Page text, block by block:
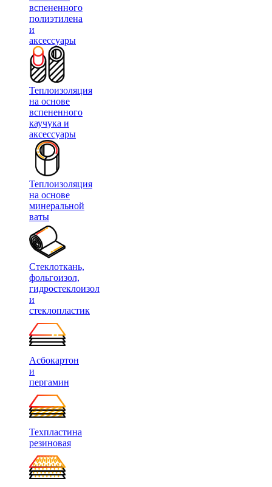
вспененного
полиэтилена
и
аксессуары
Теплоизоляция
на основе
вспененного
каучука и
аксессуары
Теплоизоляция
на основе
минеральной
ваты
Стеклоткань,
фольгоизол,
гидростеклоизол
и
стеклопластик
Асбокартон
и
пергамин
Техпластина
резиновая